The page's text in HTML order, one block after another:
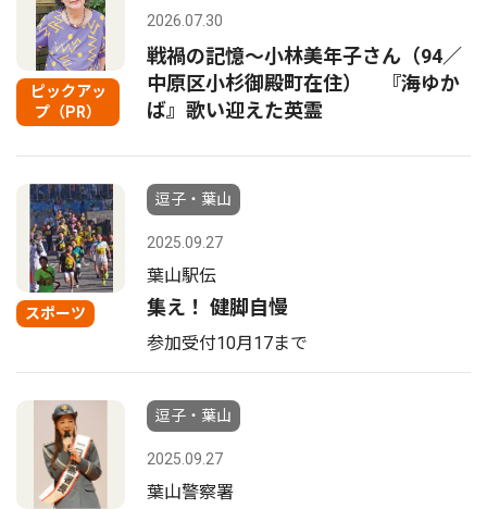
ピックアッ
プ（PR）
2026.07.30
戦禍の記憶〜小林美年子さん（94／
中原区小杉御殿町在住） 『海ゆか
ば』歌い迎えた英霊
スポーツ
逗子・葉山
2025.09.27
葉山駅伝
集え！ 健脚自慢
参加受付10月17まで
逗子・葉山
2025.09.27
葉山警察署